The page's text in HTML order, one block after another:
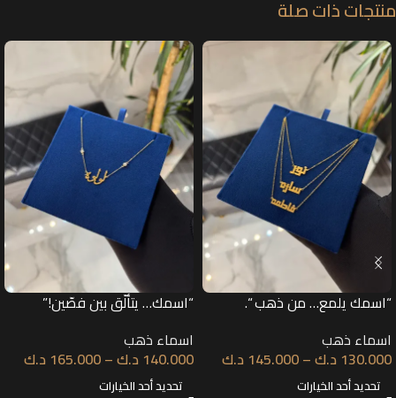
منتجات ذات صلة
“اسمك يلمع… من ذهب “.
اسماء ذهب
130.000 د.ك–
145.000 د.ك
تحديد أحد الخيارات
“اسمك… يتألّق بين فصّين!”
اسماء ذهب
140.000 د.ك–
165.000 د.ك
تحديد أحد الخيارات